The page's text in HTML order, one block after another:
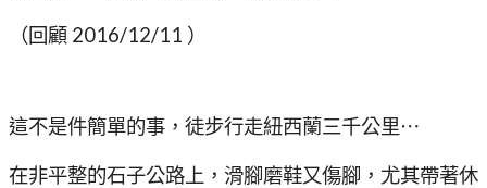
（回顧 2016/12/11 ）
這不是件簡單的事，徒步行走紐西蘭三千公里⋯
在非平整的石子公路上，滑腳磨鞋又傷腳，尤其帶著休